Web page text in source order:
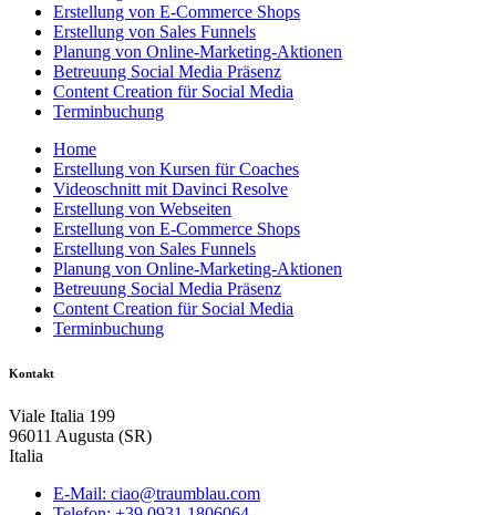
Erstellung von E-Commerce Shops
Erstellung von Sales Funnels
Planung von Online-Marketing-Aktionen
Betreuung Social Media Präsenz
Content Creation für Social Media
Terminbuchung
Home
Erstellung von Kursen für Coaches
Videoschnitt mit Davinci Resolve
Erstellung von Webseiten
Erstellung von E-Commerce Shops
Erstellung von Sales Funnels
Planung von Online-Marketing-Aktionen
Betreuung Social Media Präsenz
Content Creation für Social Media
Terminbuchung
Kontakt
Viale Italia 199
96011 Augusta (SR)
Italia
E-Mail: ciao@traumblau.com